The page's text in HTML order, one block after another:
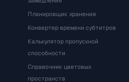
Планировщик хранения
Конвертер времени субтитров
Калькулятор пропускной
способности
Справочник цветовых
пространств